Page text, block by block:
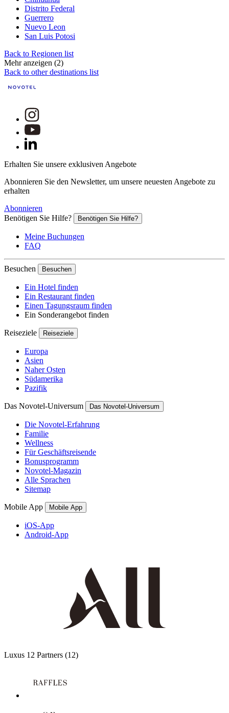
Distrito Federal
Guerrero
Nuevo Leon
San Luis Potosi
Back to Regionen list
Mehr anzeigen (2)
Back to other destinations list
Erhalten Sie unsere exklusiven Angebote
Abonnieren Sie den Newsletter, um unsere neuesten Angebote zu
erhalten
Abonnieren
Benötigen Sie Hilfe?
Benötigen Sie Hilfe?
Meine Buchungen
FAQ
Besuchen Besuchen
Ein Hotel finden
Ein Restaurant finden
Einen Tagungsraum finden
Ein Sonderangebot finden
Reiseziele Reiseziele
Europa
Asien
Naher Osten
Südamerika
Pazifik
Das Novotel-Universum Das Novotel-Universum
Die Novotel-Erfahrung
Familie
Wellness
Für Geschäftsreisende
Bonusprogramm
Novotel-Magazin
Alle Sprachen
Sitemap
Mobile App Mobile App
iOS-App
Android-App
Luxus 12 Partners (12)